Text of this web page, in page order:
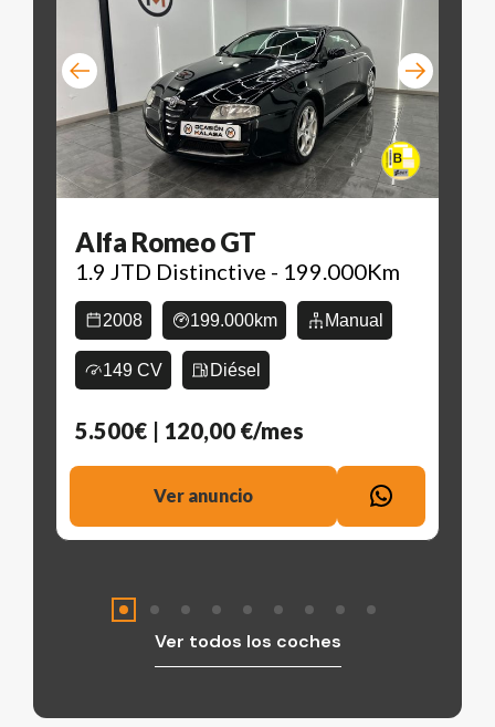
Alfa Romeo GT
1.9 JTD Distinctive - 199.000Km
2008 199.000km Manual
149 CV Diésel
5.500€ | 120,00 €/mes
Ver anuncio
Ver todos los coches